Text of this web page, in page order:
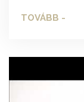
TOVÁBB -